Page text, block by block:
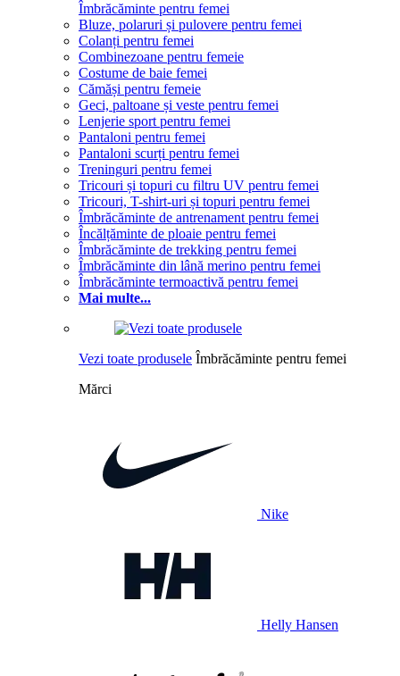
Îmbrăcăminte pentru femei
Bluze, polaruri și pulovere pentru femei
Colanți pentru femei
Combinezoane pentru femeie
Costume de baie femei
Cămăși pentru femeie
Geci, paltoane și veste pentru femei
Lenjerie sport pentru femei
Pantaloni pentru femei
Pantaloni scurți pentru femei
Treninguri pentru femei
Tricouri și topuri cu filtru UV pentru femei
Tricouri, T-shirt-uri și topuri pentru femei
Îmbrăcăminte de antrenament pentru femei
Încălțăminte de ploaie pentru femei
Îmbrăcăminte de trekking pentru femei
Îmbrăcăminte din lână merino pentru femei
Îmbrăcăminte termoactivă pentru femei
Mai multe...
Vezi toate produsele Îmbrăcăminte pentru femei
Mărci
Nike
Helly Hansen